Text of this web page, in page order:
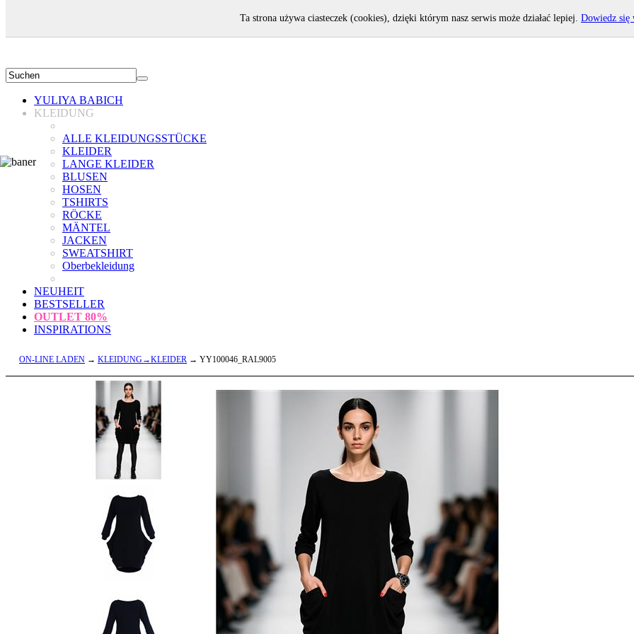
YULIYA BABICH
KLEIDUNG
ALLE KLEIDUNGSSTÜCKE
KLEIDER
LANGE KLEIDER
BLUSEN
HOSEN
TSHIRTS
RÖCKE
MÄNTEL
JACKEN
SWEATSHIRT
Oberbekleidung
NEUHEIT
BESTSELLER
OUTLET 80%
INSPIRATIONS
ON-LINE LADEN → KLEIDUNG→KLEIDER → YY100046_RAL9005
Ta strona używa ciasteczek (cookies), dzięki którym nasz serwis może działać lepiej. Dowiedz się